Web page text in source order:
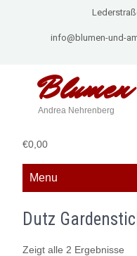
info@blumen-und-
Andrea Nehrenberg
€0,00
Menu
Dutz
Zeigt alle 2 Ergebnisse